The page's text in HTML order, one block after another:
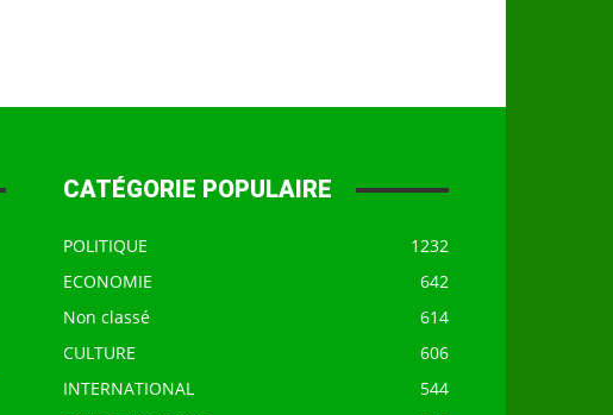
CATÉGORIE POPULAIRE
POLITIQUE
1232
ECONOMIE
642
Non classé
614
CULTURE
606
INTERNATIONAL
544